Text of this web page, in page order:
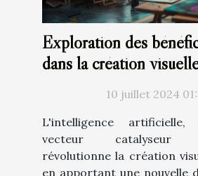
Exploration des
dans la création
10 juillet 2024
L'intelligence artificielle,
vecteur catalyseur
révolutionne la création
en apportant une nouvelle